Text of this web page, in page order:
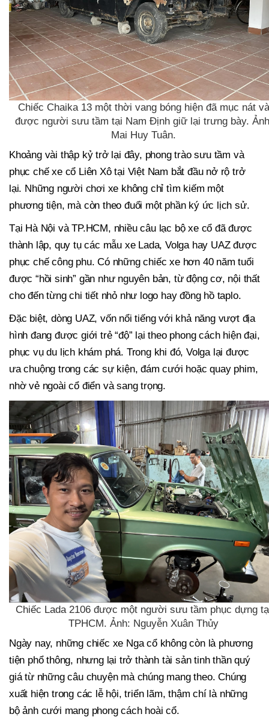
Chiếc Chaika 13 một thời vang bóng hiện đã mục nát và
được người sưu tầm tại Nam Định giữ lại trưng bày.
Mai Huy Tuân.
Khoảng vài thập kỷ trở lại đây, phong trào sưu tầm và
phục chế xe cổ Liên Xô tại Việt Nam bắt đầu nở rộ trở
lại. Những người chơi xe không chỉ tìm kiếm một
phương tiện, mà còn theo đuổi một phần ký ức lịch sử.
Tại Hà Nội và TP.HCM, nhiều câu lạc bộ xe cổ đã được
thành lập, quy tụ các mẫu xe Lada, Volga hay UAZ được
phục chế công phu. Có những chiếc xe hơn 40 năm tuổi
được “hồi sinh” gần như nguyên bản, từ động cơ, nội thất
cho đến từng chi tiết nhỏ như logo hay đồng hồ taplo.
Đặc biệt, dòng UAZ, vốn nổi tiếng với khả năng vượt địa
hình đang được giới trẻ “độ” lại theo phong cách hiện đại,
phục vụ du lịch khám phá. Trong khi đó, Volga lại được
ưa chuộng trong các sự kiện, đám cưới hoặc quay phim,
nhờ vẻ ngoài cổ điển và sang trọng.
Chiếc Lada 2106 được một người sưu tầm phục dựng
TPHCM. Ảnh: Nguyễn Xuân Thủy
Ngày nay, những chiếc xe Nga cổ không còn là phương
tiện phổ thông, nhưng lại trở thành tài sản tinh thần quý
giá từ những câu chuyện mà chúng mang theo. Chúng
xuất hiện trong các lễ hội, triển lãm, thậm chí là những
bộ ảnh cưới mang phong cách hoài cổ.